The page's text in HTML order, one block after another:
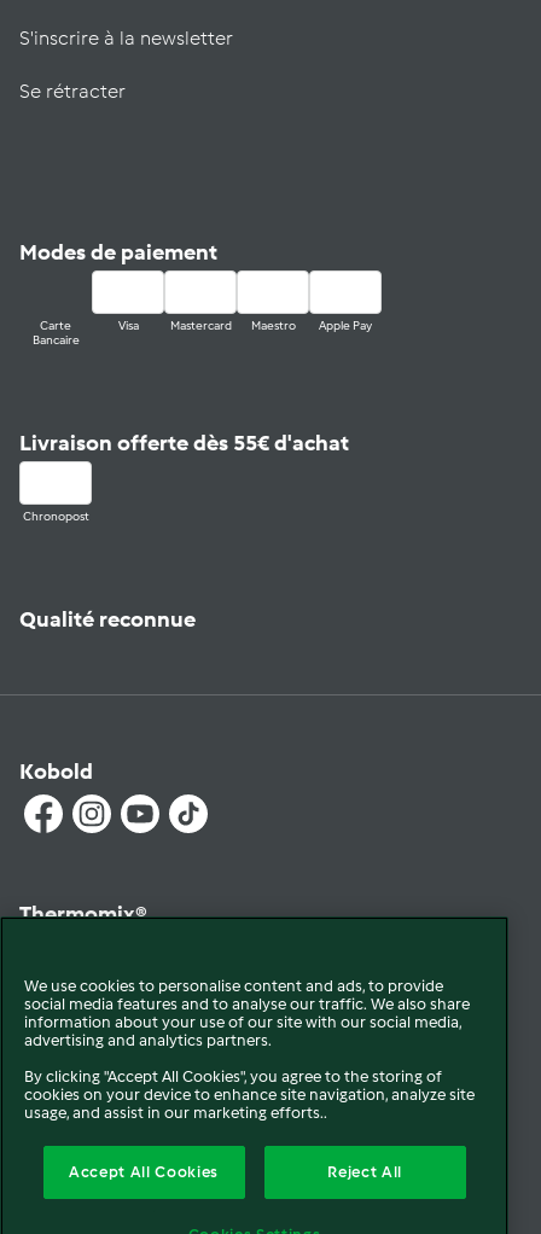
S'inscrire à la newsletter
Se rétracter
Modes de paiement
Carte
Bancaire
Visa Mastercard Maestro Apple Pay
Livraison offerte dès 55€ d'achat
Chronopost
Qualité reconnue
Kobold
Thermomix®
© 2026 VorwerkQui sommes-nousMentions légales & CGU
We use cookies to personalise content and ads, to provide
social media features and to analyse our traffic. We also share
information about your use of our site with our social media,
advertising and analytics partners.
By clicking "Accept All Cookies", you agree to the storing of
cookies on your device to enhance site navigation, analyze site
usage, and assist in our marketing efforts..
Accept All Cookies Reject All